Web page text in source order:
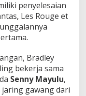
penyelesaian
Les Rouge et
Bradley
bekerja sama
Senny Mayulu,
gawang dari